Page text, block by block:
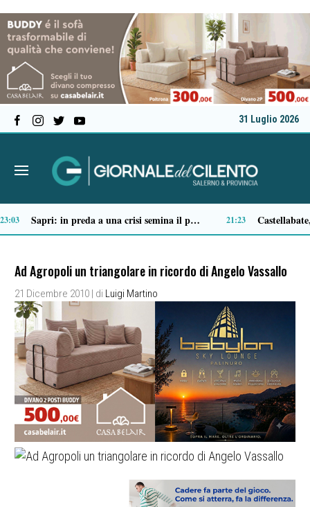
31 Luglio 2026
14:51 14:49
Ad Agropoli un triangolare in ricordo di Angelo Vassallo
21 Dicembre 2010 | di Luigi Martino